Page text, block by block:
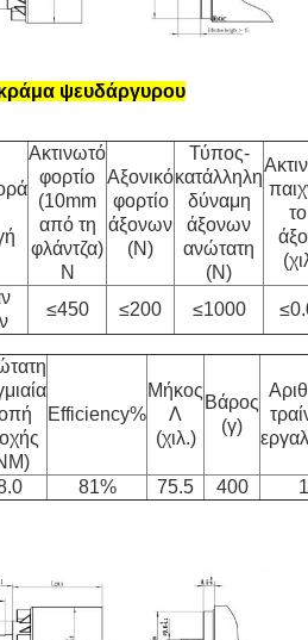
ψευδάργυρου
Ακτινωτό
φορτίο
(10mm
από τη
φλάντζα)
Ν
Αξονικό
φορτίο
άξονων
(Ν)
Τύπος-
κατάλληλη
δύναμη
άξονων
ανώτατη
(Ν)
≤450 ≤200 ≤1000
Efficiency%
Μήκος
Λ
(χιλ.)
Βάρος
(γ)
81% 75.5 400 1